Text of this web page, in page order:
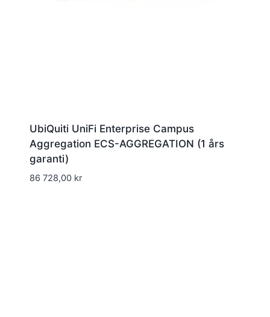
UbiQuiti UniFi Enterprise Campus
Aggregation ECS-AGGREGATION (1 års
garanti)
86 728,00 kr